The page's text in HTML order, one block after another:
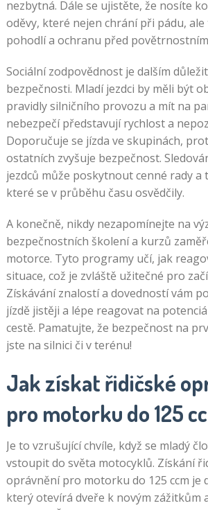
nezbytná. Dále se ujistěte, že nosíte
oděvy, které nejen chrání při pádu,
pohodlí a ochranu před
Sociální zodpovědnost je dalším
bezpečnosti. Mladí jezdci by měli být
pravidly silničního provozu a mít na
nebezpečí představují rychlost a
Doporučuje se jízda ve skupinách,
ostatních zvyšuje bezpečnost.
jezdců může poskytnout cenné rady a
které se v průběhu času osvědčily.
A konečně, nikdy nezapomínejte na
bezpečnostních školení a kurzů
motorce. Tyto programy učí, jak
situace, což je zvláště užitečné pro
Získávání znalostí a dovedností vám
jízdě jistěji a lépe reagovat na
cestě. Pamatujte, že bezpečnost na
jste na silnici či v terénu!
Jak získat řidičské
pro motorku do 125
Je to vzrušující chvíle, když se mladý
vstoupit do světa motocyklů. Získání
oprávnění pro motorku do 125 ccm je
který otevírá dveře k novým zážitkům